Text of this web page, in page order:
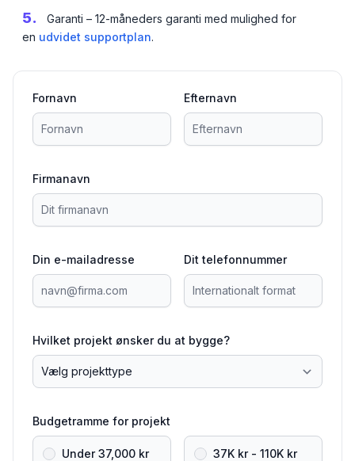
5.
Garanti – 12-måneders garanti med mulighed for
en udvidet supportplan.
Fornavn Efternavn
Firmanavn
Din e-mailadresse Dit telefonnummer
Hvilket projekt ønsker du at bygge?
Budgetramme for projekt
Under 37,000 kr 37K kr - 110K kr